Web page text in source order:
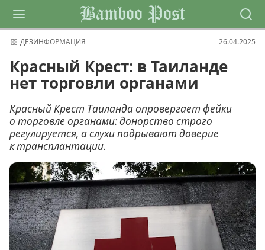
Bamboo Post
ДЕЗИНФОРМАЦИЯ 26.04.2025
Красный Крест: в Таиланде
нет торговли органами
Красный Крест Таиланда опровергает фейки
о торговле органами: донорство строго
регулируется, а слухи подрывают доверие
к трансплантации.